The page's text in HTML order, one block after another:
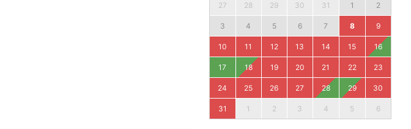
27 28 29 30 31 1 2
3 4 5 6 7 8 9
10 11 12 13 14 15 16
17 18 19 20 21 22 23
24 25 26 27 28 29 30
31 1 2 3 4 5 6